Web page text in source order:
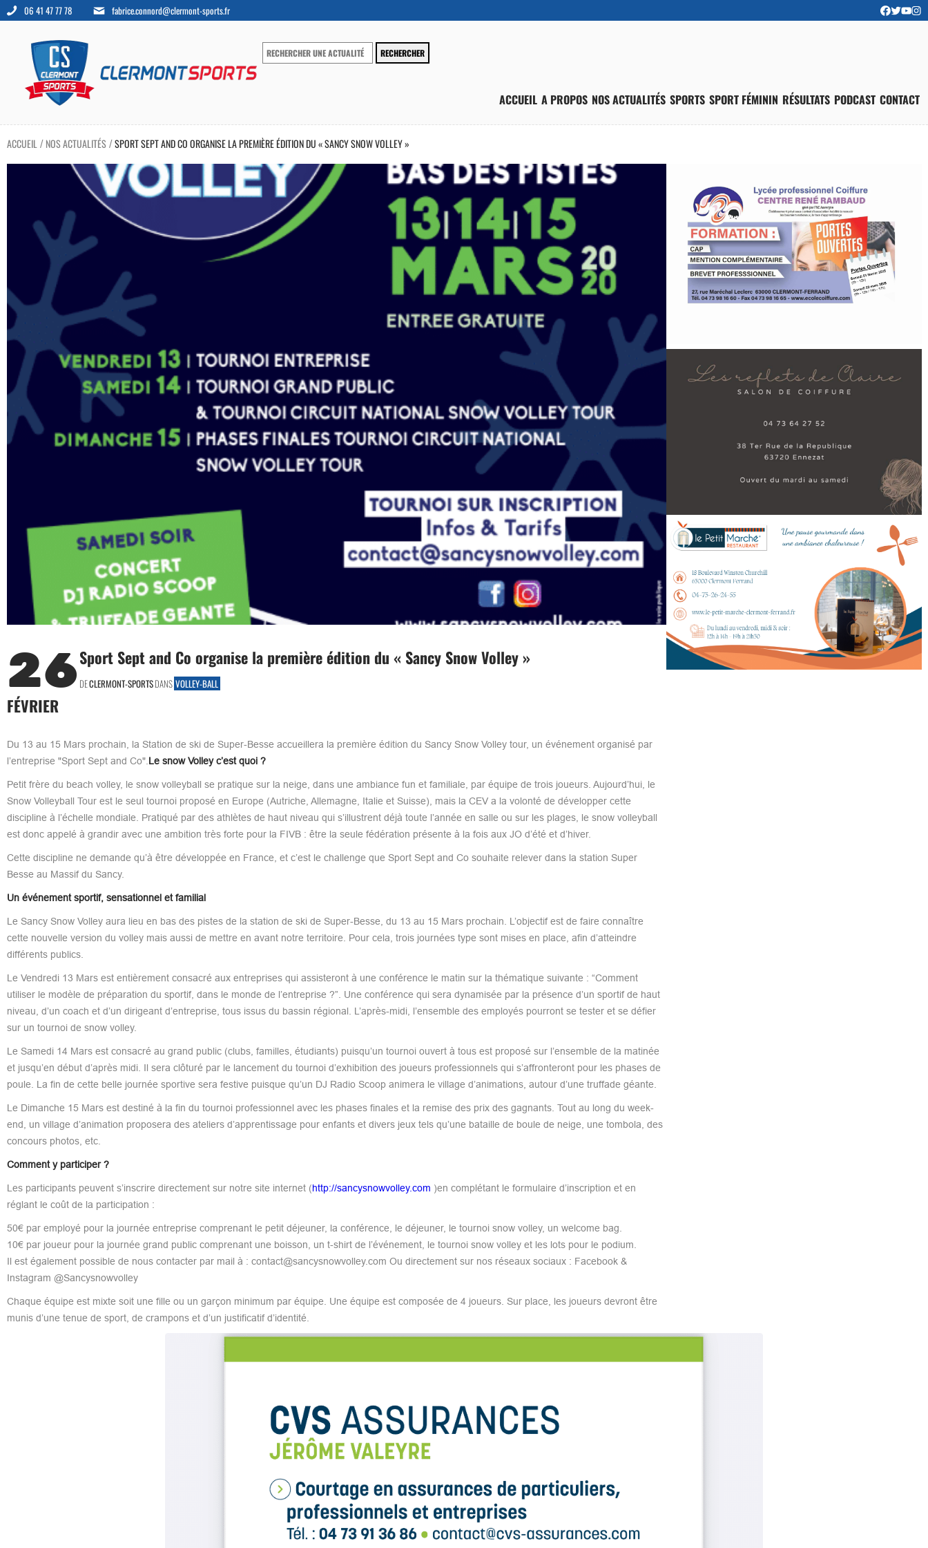
06 41 47 77 78 fabrice.connord@clermont-sports.fr
ACCUEIL A PROPOS NOS ACTUALITÉS SPORTS SPORT FÉMININ RÉSULTATS PODCAST CONTACT
ACCUEIL / NOS ACTUALITÉS/SPORT SEPT AND CO ORGANISE LA PREMIÈRE ÉDITION DU « SANCY SNOW VOLLEY »
26
FÉVRIER
Sport Sept and Co organise la première édition du « Sancy Snow Volley »
DECLERMONT-SPORTSDANS VOLLEY-BALL
Du 13 au 15 Mars prochain, la Station de ski de Super-Besse accueillera la première édition du Sancy Snow Volley tour, un événement organisé par
l’entreprise "Sport Sept and Co". Le snow Volley c’est quoi ?
Petit frère du beach volley, le snow volleyball se pratique sur la neige, dans une ambiance fun et familiale, par équipe de trois joueurs. Aujourd’hui, le
Snow Volleyball Tour est le seul tournoi proposé en Europe (Autriche, Allemagne, Italie et Suisse), mais la CEV a la volonté de développer cette
discipline à l’échelle mondiale. Pratiqué par des athlètes de haut niveau qui s’illustrent déjà toute l’année en salle ou sur les plages, le snow volleyball
est donc appelé à grandir avec une ambition très forte pour la FIVB : être la seule fédération présente à la fois aux JO d’été et d’hiver.
Cette discipline ne demande qu’à être développée en France, et c’est le challenge que Sport Sept and Co souhaite relever dans la station Super
Besse au Massif du Sancy.
Un événement sportif, sensationnel et familial
Le Sancy Snow Volley aura lieu en bas des pistes de la station de ski de Super-Besse, du 13 au 15 Mars prochain. L’objectif est de faire connaître
cette nouvelle version du volley mais aussi de mettre en avant notre territoire. Pour cela, trois journées type sont mises en place, afin d’atteindre
différents publics.
Le Vendredi 13 Mars est entièrement consacré aux entreprises qui assisteront à une conférence le matin sur la thématique suivante : “Comment
utiliser le modèle de préparation du sportif, dans le monde de l’entreprise ?”. Une conférence qui sera dynamisée par la présence d’un sportif de haut
niveau, d’un coach et d’un dirigeant d’entreprise, tous issus du bassin régional. L’après-midi, l’ensemble des employés pourront se tester et se défier
sur un tournoi de snow volley.
Le Samedi 14 Mars est consacré au grand public (clubs, familles, étudiants) puisqu’un tournoi ouvert à tous est proposé sur l’ensemble de la matinée
et jusqu’en début d’après midi. Il sera clôturé par le lancement du tournoi d’exhibition des joueurs professionnels qui s’affronteront pour les phases de
poule. La fin de cette belle journée sportive sera festive puisque qu’un DJ Radio Scoop animera le village d’animations, autour d’une truffade géante.
Le Dimanche 15 Mars est destiné à la fin du tournoi professionnel avec les phases finales et la remise des prix des gagnants. Tout au long du week-
end, un village d’animation proposera des ateliers d’apprentissage pour enfants et divers jeux tels qu’une bataille de boule de neige, une tombola, des
concours photos, etc.
Comment y participer ?
Les participants peuvent s’inscrire directement sur notre site internet (http://sancysnowvolley.com )en complétant le formulaire d’inscription et en
réglant le coût de la participation :
50€ par employé pour la journée entreprise comprenant le petit déjeuner, la conférence, le déjeuner, le tournoi snow volley, un welcome bag.
10€ par joueur pour la journée grand public comprenant une boisson, un t-shirt de l’événement, le tournoi snow volley et les lots pour le podium.
Il est également possible de nous contacter par mail à : contact@sancysnowvolley.com Ou directement sur nos réseaux sociaux : Facebook &
Instagram @Sancysnowvolley
Chaque équipe est mixte soit une fille ou un garçon minimum par équipe. Une équipe est composée de 4 joueurs. Sur place, les joueurs devront être
munis d’une tenue de sport, de crampons et d’un justificatif d’identité.